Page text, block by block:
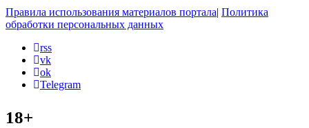
Правила использования материалов портала| Политика
обработки персональных данных
rss
vk
ok
Telegram
18+